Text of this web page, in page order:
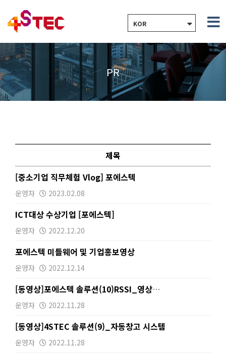
KOR
PR
제목
[중소기업 직무체험 Vlog] 포에스텍
운영자 2023.02.08
ICT대상 수상기업 [포에스텍]
운영자 2022.12.20
포에스텍 미들웨어 및 기업홍보영상
운영자 2022.12.14
[동영상]포에스텍 솔루션(10)RSSI_영상식별체계기술
운영자 2022.11.28
[동영상]4STEC 솔루션(9)_자동창고 시스템
운영자 2022.11.28